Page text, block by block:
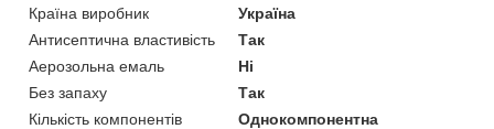
Країна виробник
Україна
Антисептична властивість
Так
Аерозольна емаль
Ні
Без запаху
Так
Кількість компонентів
Однокомпонентна